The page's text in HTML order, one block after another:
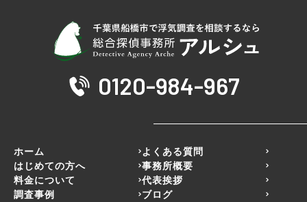
0120-984-967
ホーム
はじめての方へ
料金について
調査事例
よくある質問
事務所概要
代表挨拶
ブログ